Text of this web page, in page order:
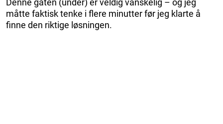
måtte faktisk tenke i flere minutter før jeg klarte å
finne den riktige løsningen.